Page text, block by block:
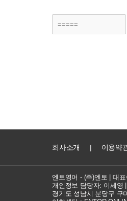
회사소개 | 이용약
엔토영어 - (주)엔토 | 대
개인정보 담당자: 이세영
경기도 성남시 분당구 구